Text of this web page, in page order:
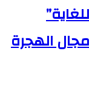
الهجرة